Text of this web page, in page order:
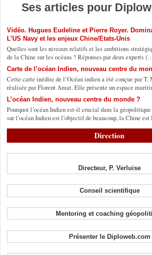
Ses articles pour
Vidéo. Hugues Eudeline et Pierre Royer.
L’US Navy et les enjeux Chine/Etats-Unis
Quelles sont les niveaux relatifs et les ambitions
de la Chine sur les océans ? Réponses par deux experts
Carte de l’océan Indien, nouveau centre du
Cette carte inédite de l’Océan indien a été conçue par
réalisée par Florent Amat. Elle présente un espace
L’océan Indien, nouveau centre du monde ?
Pourquoi l’océan Indien est-il crucial dans la
sur l’océan Indien est l’objectif de beaucoup, la Chine
Direction
Directeur, P. Verluise
Conseil scientifique
Mentoring et coaching
Présenter le Diploweb.com